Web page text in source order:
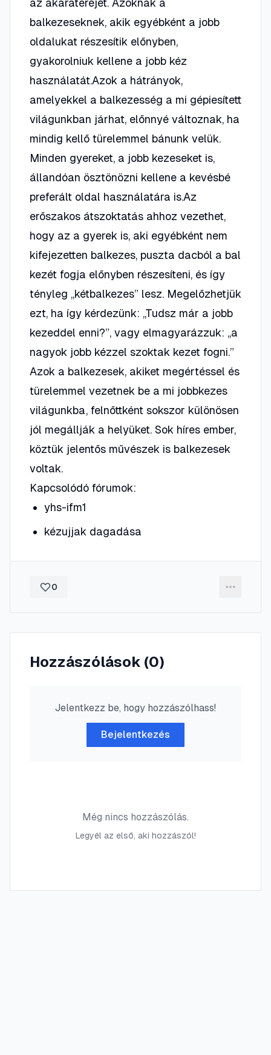
az akaraterejét. Azoknak a
balkezeseknek, akik egyébként a jobb
oldalukat részesítik előnyben,
gyakorolniuk kellene a jobb kéz
használatát.Azok a hátrányok,
amelyekkel a balkezesség a mi gépiesített
világunkban járhat, előnnyé változnak, ha
mindig kellő türelemmel bánunk velük.
Minden gyereket, a jobb kezeseket is,
állandóan ösztönözni kellene a kevésbé
preferált oldal használatára is.Az
erőszakos átszoktatás ahhoz vezethet,
hogy az a gyerek is, aki egyébként nem
kifejezetten balkezes, puszta dacból a bal
kezét fogja előnyben részesíteni, és így
tényleg „kétbalkezes” lesz. Megelőzhetjük
ezt, ha így kérdezünk: „Tudsz már a jobb
kezeddel enni?”, vagy elmagyarázzuk: „a
nagyok jobb kézzel szoktak kezet fogni.”
Azok a balkezesek, akiket megértéssel és
türelemmel vezetnek be a mi jobbkezes
világunkba, felnőttként sokszor különösen
jól megállják a helyüket. Sok híres ember,
köztük jelentős művészek is balkezesek
voltak.
Kapcsolódó fórumok:
yhs-ifm1
kézujjak dagadása
0
Hozzászólások (0)
Jelentkezz be, hogy hozzászólhass!
Bejelentkezés
Még nincs hozzászólás.
Legyél az első, aki hozzászól!